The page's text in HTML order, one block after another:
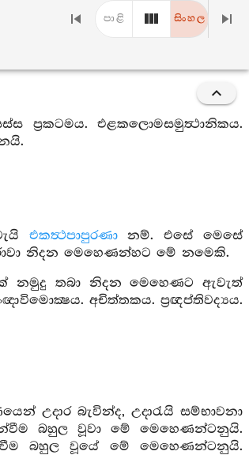
පාළි සිංහල
ප්‍රකටමය. එළකලොමසමුත්‍ථානිකය.
එකත්‍ථපාපුරණානම්. එසේ මෙසේ
නිදන මෙහෙණන්හට මේ නමෙකි.
නමුදු තබා නිදන මෙහෙණට ඇවැත්
අචිත්තකය. ප්‍රඥප්තිවද්‍යය.
උදාර බැවින්ද, උදාරැයි සම්භාවනා
බහුල වූවා මේ මෙහෙණන්ටනුයි.
බහුල වූයේ මේ මෙහෙණන්ටනුයි.